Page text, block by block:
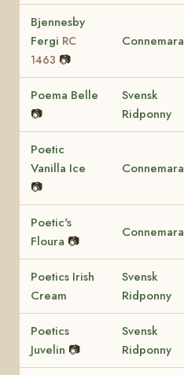
Bjennesby
Fergi RC
1463 📷
Connemara
Poema Belle
📷
Svensk
Ridponny
Poetic
Vanilla Ice
📷
Connemara
Poetic's
Floura 📷
Connemara
Poetics Irish
Cream
Svensk
Ridponny
Poetics
Juvelin 📷
Svensk
Ridponny